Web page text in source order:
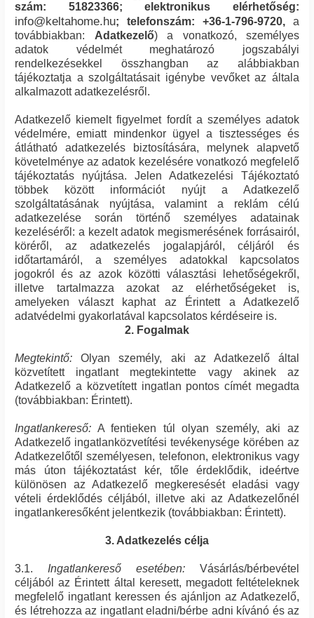
szám: 51823366; elektronikus elérhetőség:
info@keltahome.hu; telefonszám: +36-1-796-9720, a
továbbiakban: Adatkezelő) a vonatkozó, személyes
adatok védelmét meghatározó jogszabályi
rendelkezésekkel összhangban az alábbiakban
tájékoztatja a szolgáltatásait igénybe vevőket az általa
alkalmazott adatkezelésről.
Adatkezelő kiemelt figyelmet fordít a személyes adatok
védelmére, emiatt mindenkor ügyel a tisztességes és
átlátható adatkezelés biztosítására, melynek alapvető
követelménye az adatok kezelésére vonatkozó megfelelő
tájékoztatás nyújtása. Jelen Adatkezelési Tájékoztató
többek között információt nyújt a Adatkezelő
szolgáltatásának nyújtása, valamint a reklám célú
adatkezelése során történő személyes adatainak
kezeléséről: a kezelt adatok megismerésének forrásairól,
köréről, az adatkezelés jogalapjáról, céljáról és
időtartamáról, a személyes adatokkal kapcsolatos
jogokról és az azok közötti választási lehetőségekről,
illetve tartalmazza azokat az elérhetőségeket is,
amelyeken választ kaphat az Érintett a Adatkezelő
adatvédelmi gyakorlatával kapcsolatos kérdéseire is.
2. Fogalmak
Megtekintő: Olyan személy, aki az Adatkezelő által
közvetített ingatlant megtekintette vagy akinek az
Adatkezelő a közvetített ingatlan pontos címét megadta
(továbbiakban: Érintett).
Ingatlankereső: A fentieken túl olyan személy, aki az
Adatkezelő ingatlanközvetítési tevékenysége körében az
Adatkezelőtől személyesen, telefonon, elektronikus vagy
más úton tájékoztatást kér, tőle érdeklődik, ideértve
különösen az Adatkezelő megkeresését eladási vagy
vételi érdeklődés céljából, illetve aki az Adatkezelőnél
ingatlankeresőként jelentkezik (továbbiakban: Érintett).
3. Adatkezelés célja
3.1. Ingatlankereső esetében: Vásárlás/bérbevétel
céljából az Érintett által keresett, megadott feltételeknek
megfelelő ingatlant keressen és ajánljon az Adatkezelő,
és létrehozza az ingatlant eladni/bérbe adni kívánó és az